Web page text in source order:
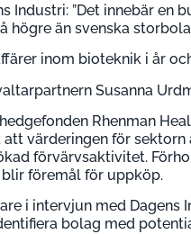
Industri: ”Det innebär
än svenska
inom bioteknik i år
Susanna
Rhenman
värderingen för
förvärvsaktivitet.
föremål för uppköp.
i intervjun med Dagens
bolag med